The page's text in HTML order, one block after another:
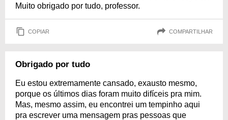
Muito obrigado por tudo, professor.
COPIAR COMPARTILHAR
Obrigado por tudo
Eu estou extremamente cansado, exausto mesmo,
porque os últimos dias foram muito difíceis pra mim.
Mas, mesmo assim, eu encontrei um tempinho aqui
pra escrever uma mensagem pras pessoas que